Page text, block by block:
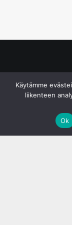
Käytämme
liikenteen
Ok